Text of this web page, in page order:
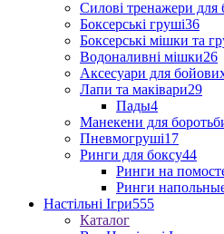
Силові тренажери для
Боксерські груші36
Боксерські мішки та
Водоналивні мішки26
Аксесуари для
Лапи та маківари29
Пады4
Манекени для
Пневмогруші17
Ринги для боксу44
Ринги на
Ринги
Настільні Ігри555
Каталог